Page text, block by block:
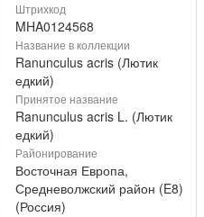
Штрихкод
MHA0124568
Название в коллекции
Ranunculus acris (Лютик
едкий)
Принятое название
Ranunculus acris L. (Лютик
едкий)
Районирование
Восточная Европа,
Средневолжский район (E8)
(Россия)